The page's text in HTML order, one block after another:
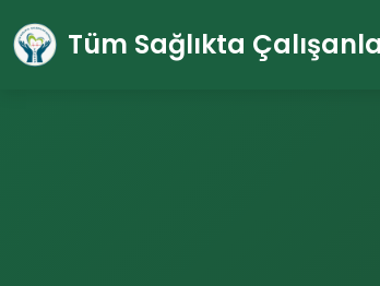
Tüm Sağlıkta